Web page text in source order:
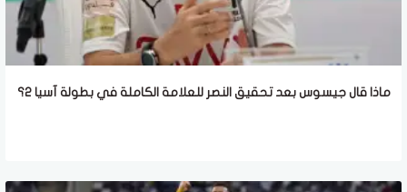
ماذا قال جيسوس بعد تحقيق النصر للعلامة الكاملة في بطولة آسيا 2؟